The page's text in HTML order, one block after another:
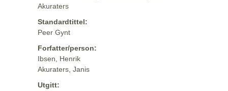
Akuraters
Standardtittel:
Peer Gynt
Forfatter/person:
Ibsen, Henrik
Akuraters, Janis
Utgitt: